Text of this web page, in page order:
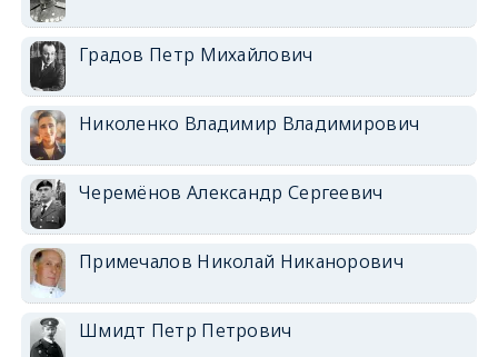
Градов Петр Михайлович
Николенко Владимир Владимирович
Черемёнов Александр Сергеевич
Примечалов Николай Никанорович
Шмидт Петр Петрович